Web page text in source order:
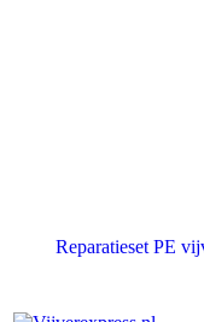
Reparatieset PE